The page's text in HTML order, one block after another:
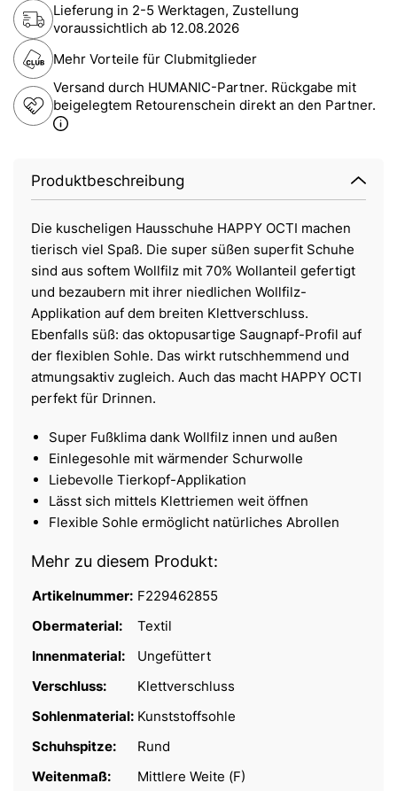
Lieferung in 2-5 Werktagen, Zustellung
voraussichtlich ab 12.08.2026
Mehr Vorteile für Clubmitglieder
Versand durch HUMANIC-Partner. Rückgabe mit
beigelegtem Retourenschein direkt an den Partner.
Produktbeschreibung
Die kuscheligen Hausschuhe HAPPY OCTI machen
tierisch viel Spaß. Die super süßen superfit Schuhe
sind aus softem Wollfilz mit 70% Wollanteil gefertigt
und bezaubern mit ihrer niedlichen Wollfilz-
Applikation auf dem breiten Klettverschluss.
Ebenfalls süß: das oktopusartige Saugnapf-Profil auf
der flexiblen Sohle. Das wirkt rutschhemmend und
atmungsaktiv zugleich. Auch das macht HAPPY OCTI
perfekt für Drinnen.
Super Fußklima dank Wollfilz innen und außen
Einlegesohle mit wärmender Schurwolle
Liebevolle Tierkopf-Applikation
Lässt sich mittels Klettriemen weit öffnen
Flexible Sohle ermöglicht natürliches Abrollen
Mehr zu diesem Produkt:
Artikelnummer: F229462855
Obermaterial:
Textil
Innenmaterial:
Ungefüttert
Verschluss:
Klettverschluss
Sohlenmaterial: Kunststoffsohle
Schuhspitze:
Rund
Weitenmaß:
Mittlere Weite (F)